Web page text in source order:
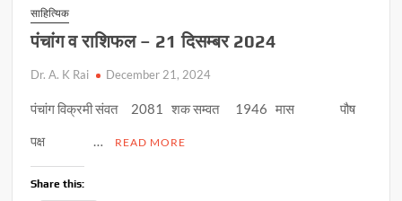
टूटा
धनुष
साहित्यिक
पंचांग व राशिफल – 21 दिसम्बर 2024
Dr. A. K Rai December 21, 2024
पंचांग विक्रमी संवत 2081 शक सम्वत 1946 मास पौष
पक्ष …
READ MORE
Share this: